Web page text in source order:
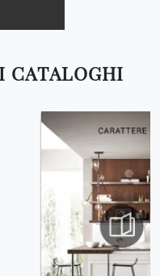
CATALOGHI